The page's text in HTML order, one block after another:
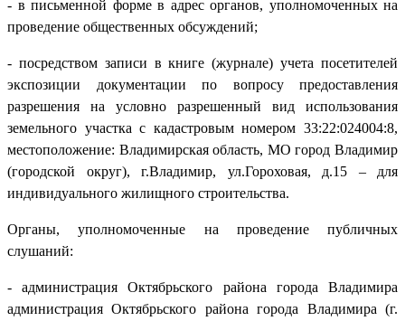
- в письменной форме в адрес органов, уполномоченных на
проведение общественных обсуждений;
- посредством записи в книге (журнале) учета посетителей
экспозиции документации по вопросу предоставления
разрешения на условно разрешенный вид использования
земельного участка с кадастровым номером 33:22:024004:8,
местоположение: Владимирская область, МО город Владимир
(городской округ), г.Владимир, ул.Гороховая, д.15 – для
индивидуального жилищного строительства.
Органы, уполномоченные на проведение публичных
слушаний:
- администрация Октябрьского района города Владимира
администрация Октябрьского района города Владимира (г.